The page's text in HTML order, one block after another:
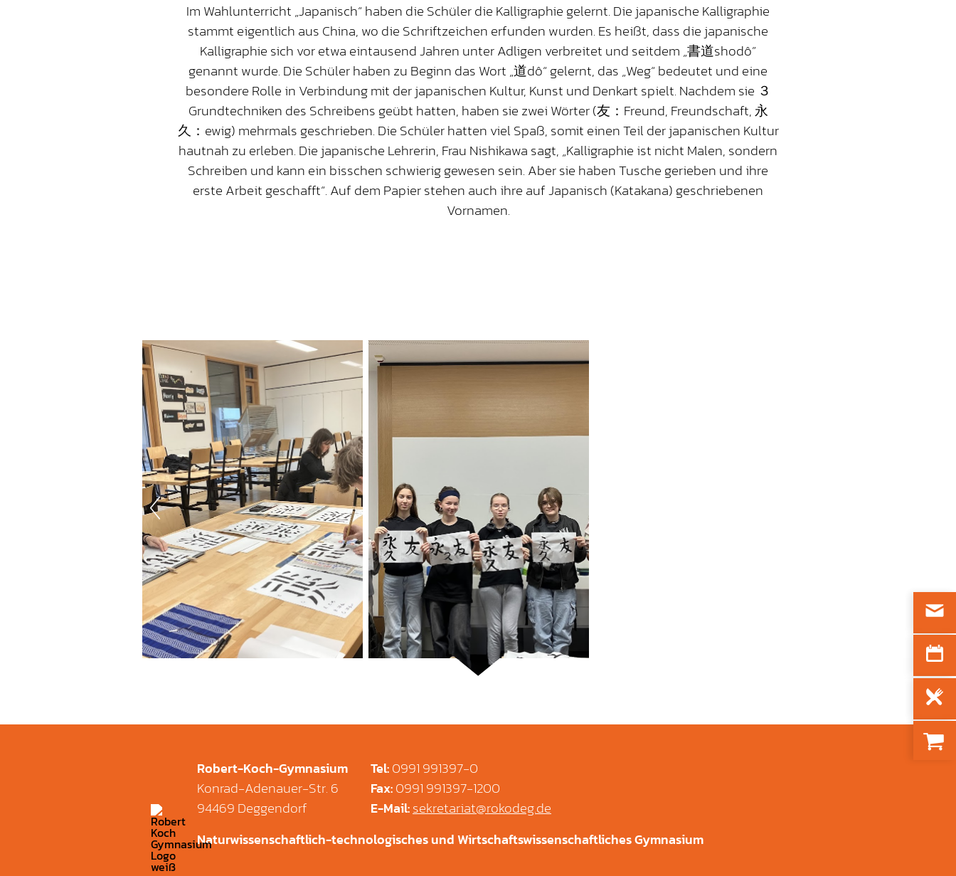
Im Wahlunterricht „Japanisch“ haben die Schüler die Kalligraphie gelernt. Die japanische Kalligraphie
stammt eigentlich aus China, wo die Schriftzeichen erfunden wurden. Es heißt, dass die japanische
Kalligraphie sich vor etwa eintausend Jahren unter Adligen verbreitet und seitdem „書道shodô”
genannt wurde. Die Schüler haben zu Beginn das Wort „道dô“ gelernt, das „Weg“ bedeutet und eine
besondere Rolle in Verbindung mit der japanischen Kultur, Kunst und Denkart spielt. Nachdem sie ３
Grundtechniken des Schreibens geübt hatten, haben sie zwei Wörter (友：Freund, Freundschaft, 永
久：ewig) mehrmals geschrieben. Die Schüler hatten viel Spaß, somit einen Teil der japanischen Kultur
hautnah zu erleben. Die japanische Lehrerin, Frau Nishikawa sagt, „Kalligraphie ist nicht Malen, sondern
Schreiben und kann ein bisschen schwierig gewesen sein. Aber sie haben Tusche gerieben und ihre
erste Arbeit geschafft“. Auf dem Papier stehen auch ihre auf Japanisch (Katakana) geschriebenen
Vornamen.
Robert-Koch-Gymnasium
Konrad-Adenauer-Str. 6
94469 Deggendorf
Tel:0991 991397-0
Fax:0991 991397-1200
E-Mail:sekretariat@rokodeg.de
Naturwissenschaftlich-technologisches und Wirtschaftswissenschaftliches Gymnasium